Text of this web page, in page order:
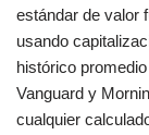
estándar de valor
usando
histórico
Vanguard y
cualquier